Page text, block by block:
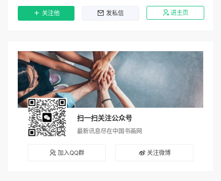
关注他 发私信 进主页
扫一扫关注公众号
最新讯息尽在中国书画网
加入QQ群 关注微博